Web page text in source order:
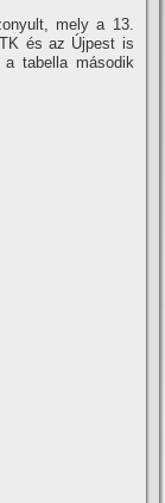
mely a 13.
és az Újpest is
tabella második